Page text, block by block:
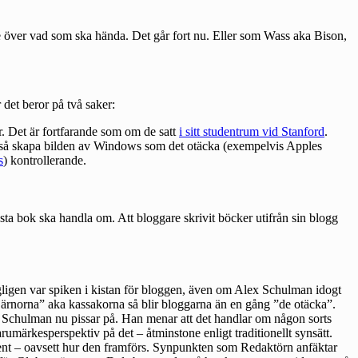
vad som ska hända. Det går fort nu. Eller som Wass aka Bison,
beror på två saker:
Det är fortfarande som om de satti sitt studentrum vid Stanford.
skapa bilden av Windows som det otäcka (exempelvis Apples
) kontrollerande.
bok ska handla om. Att bloggare skrivit böcker utifrån sin blogg
var spiken i kistan för bloggen, även om Alex Schulman idogt
aka kassakorna så blir bloggarna än en gång ”de otäcka”.
nu pissar på. Han menar att det handlar om någon sorts
på det – åtminstone enligt traditionellt synsätt.
– oavsett hur den framförs. Synpunkten som Redaktörn anfäktar